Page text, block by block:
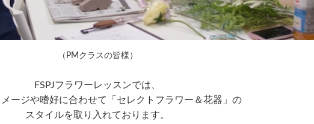
（PMクラスの皆様）
FSPJフラワーレッスンでは、
ージや嗜好に合わせて「セレクトフラワー＆花器」の
スタイルを取り入れております。